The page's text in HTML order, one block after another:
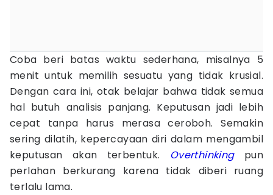
Coba beri batas waktu sederhana, misalnya 5
menit untuk memilih sesuatu yang tidak krusial.
Dengan cara ini, otak belajar bahwa tidak semua
hal butuh analisis panjang. Keputusan jadi lebih
cepat tanpa harus merasa ceroboh. Semakin
sering dilatih, kepercayaan diri dalam mengambil
keputusan akan terbentuk. Overthinkingpun
perlahan berkurang karena tidak diberi ruang
terlalu lama.